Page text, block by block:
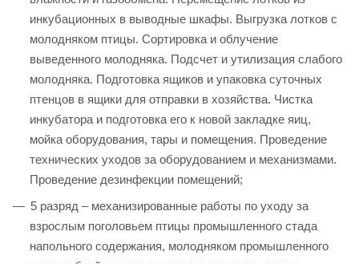
инкубационных в выводные шкафы. Выгрузка лотков с
молодняком птицы. Сортировка и облучение
выведенного молодняка. Подсчет и утилизация слабого
молодняка. Подготовка ящиков и упаковка суточных
птенцов в ящики для отправки в хозяйства. Чистка
инкубатора и подготовка его к новой закладке яиц,
мойка оборудования, тары и помещения. Проведение
технических уходов за оборудованием и механизмами.
Проведение дезинфекции помещений;
5 разряд – механизированные работы по уходу за
взрослым поголовьем птицы промышленного стада
напольного содержания, молодняком промышленного